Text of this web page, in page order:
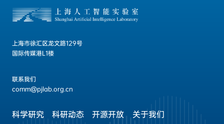
上海市徐汇区龙文路129号
国际传媒港L1楼
联系我们
comm@pjlab.org.cn
科学研究 科研动态 开源开放
关于我们